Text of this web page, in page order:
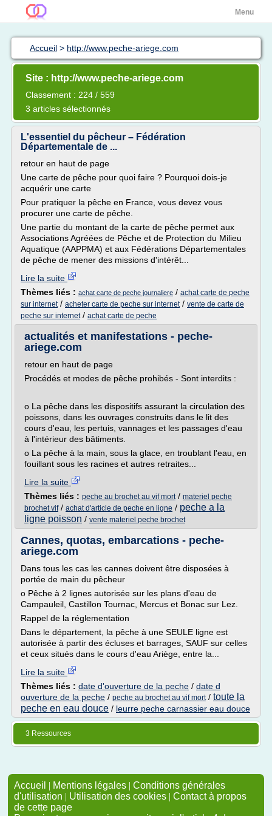
Menu
Accueil > http://www.peche-ariege.com
Site : http://www.peche-ariege.com
Classement : 224 / 559
3 articles sélectionnés
L'essentiel du pêcheur – Fédération
Départementale de ...
retour en haut de page
Une carte de pêche pour quoi faire ? Pourquoi dois-je
acquérir une carte
Pour pratiquer la pêche en France, vous devez vous
procurer une carte de pêche.
Une partie du montant de la carte de pêche permet aux
Associations Agréées de Pêche et de Protection du Milieu
Aquatique (AAPPMA) et aux Fédérations Départementales
de pêche de mener des missions d'intérêt...
Lire la suite
Thèmes liés : achat carte de peche journaliere / achat carte de peche
sur internet/ acheter carte de peche sur internet/ vente de carte de
peche sur internet/ achat carte de peche
actualités et manifestations - peche-
ariege.com
retour en haut de page
Procédés et modes de pêche prohibés - Sont interdits :
o La pêche dans les dispositifs assurant la circulation des
poissons, dans les ouvrages construits dans le lit des
cours d'eau, les pertuis, vannages et les passages d'eau
à l'intérieur des bâtiments.
o La pêche à la main, sous la glace, en troublant l'eau, en
fouillant sous les racines et autres retraites...
Lire la suite
Thèmes liés : peche au brochet au vif mort/ materiel peche
brochet vif/ achat d'article de peche en ligne / peche a la
ligne poisson / vente materiel peche brochet
Cannes, quotas, embarcations - peche-
ariege.com
Dans tous les cas les cannes doivent être disposées à
portée de main du pêcheur
o Pêche à 2 lignes autorisée sur les plans d'eau de
Campauleil, Castillon Tournac, Mercus et Bonac sur Lez.
Rappel de la réglementation
Dans le département, la pêche à une SEULE ligne est
autorisée à partir des écluses et barrages, SAUF sur celles
et ceux situés dans le cours d'eau Ariège, entre la...
Lire la suite
Thèmes liés : date d'ouverture de la peche / date d
ouverture de la peche / peche au brochet au vif mort/ toute la
peche en eau douce / leurre peche carnassier eau douce
3 Ressources
Accueil | Mentions légales | Conditions générales
d'utilisation | Utilisation des cookies | Contact à propos
de cette page